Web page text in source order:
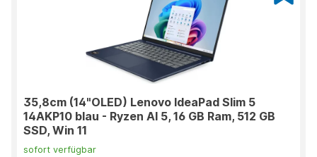
35,8cm (14"OLED) Lenovo IdeaPad Slim 5
14AKP10 blau - Ryzen AI 5, 16 GB Ram, 512 GB
SSD, Win 11
sofort verfügbar